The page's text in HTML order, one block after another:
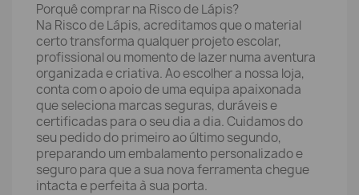
Porquê comprar na Risco de Lápis?
Na Risco de Lápis, acreditamos que o material
certo transforma qualquer projeto escolar,
profissional ou momento de lazer numa aventura
organizada e criativa. Ao escolher a nossa loja,
conta com o apoio de uma equipa apaixonada
que seleciona marcas seguras, duráveis e
certificadas para o seu dia a dia. Cuidamos do
seu pedido do primeiro ao último segundo,
preparando um embalamento personalizado e
seguro para que a sua nova ferramenta chegue
intacta e perfeita à sua porta.